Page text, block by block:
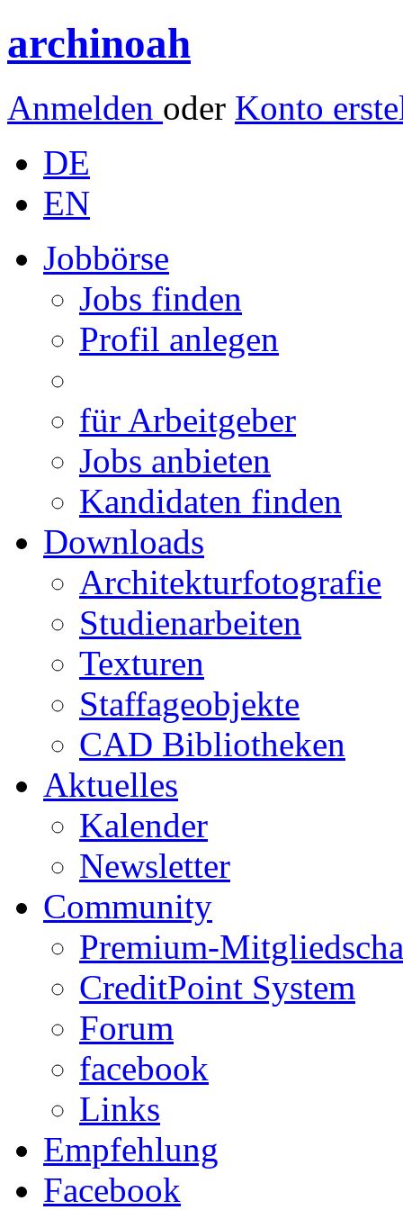
archinoah
Anmelden oder Konto
DE
EN
Jobbörse
Jobs finden
Profil anlegen
für Arbeitgeber
Jobs anbieten
Kandidaten finden
Downloads
Architekturfotografie
Studienarbeiten
Texturen
Staffageobjekte
CAD Bibliotheken
Aktuelles
Kalender
Newsletter
Community
Premium-
CreditPoint System
Forum
facebook
Links
Empfehlung
Facebook